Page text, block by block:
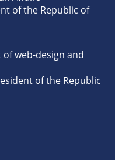
of the Republic of
web-design and
of the Republic